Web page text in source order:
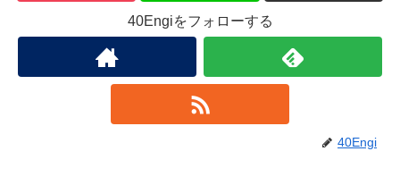
40Engiをフォローする
40Engi